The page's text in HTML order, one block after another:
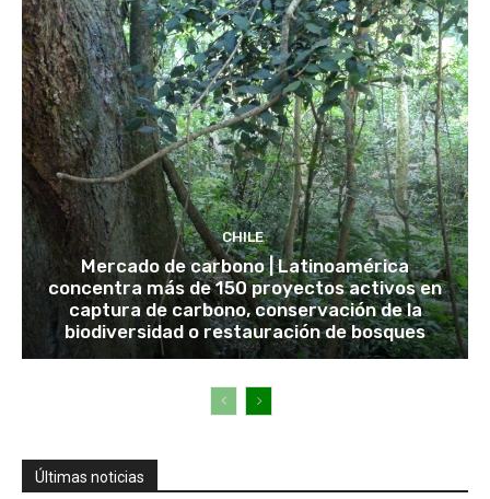
CHILE
Mercado de carbono | Latinoamérica
concentra más de 150 proyectos activos en
captura de carbono, conservación de la
biodiversidad o restauración de bosques
Últimas noticias